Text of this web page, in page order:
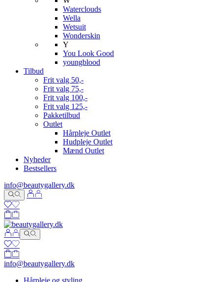
Waterclouds
Wella
Wetsuit
Wonderskin
Y
You Look Good
youngblood
Tilbud
Frit valg 50,-
Frit valg 75,-
Frit valg 100,-
Frit valg 125,-
Pakketilbud
Outlet
Hårpleje Outlet
Hudpleje Outlet
Mænd Outlet
Nyheder
Bestsellers
info@beautygallery.dk
info@beautygallery.dk
Hårpleje og styling